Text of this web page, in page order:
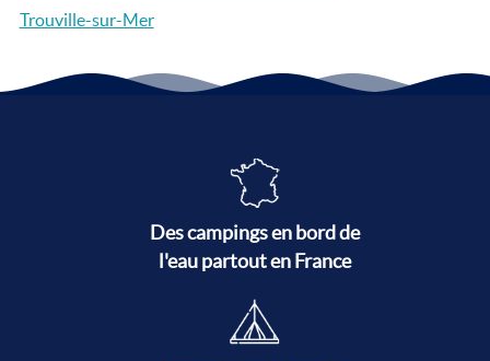
Trouville-sur-Mer
Des campings en bord de
l'eau partout en France